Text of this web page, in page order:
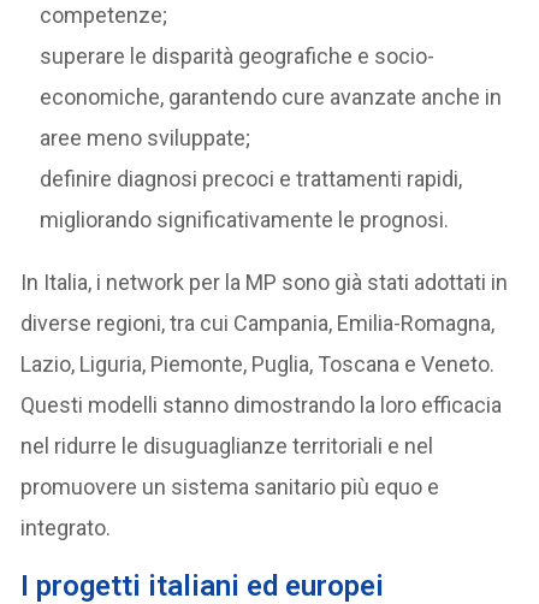
competenze;
superare le disparità geografiche e socio-
economiche, garantendo cure avanzate anche in
aree meno sviluppate;
definire diagnosi precoci e trattamenti rapidi,
migliorando significativamente le prognosi.
In Italia, i network per la MP sono già stati adottati in
diverse regioni, tra cui Campania, Emilia-Romagna,
Lazio, Liguria, Piemonte, Puglia, Toscana e Veneto.
Questi modelli stanno dimostrando la loro efficacia
nel ridurre le disuguaglianze territoriali e nel
promuovere un sistema sanitario più equo e
integrato.
I progetti italiani ed europei